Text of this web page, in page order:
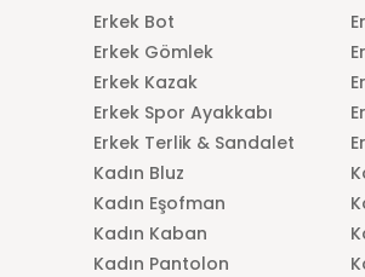
Erkek Bot
Erkek Gömlek
Erkek Kazak
Erkek Spor Ayakkabı
Erkek Terlik & Sandalet
Kadın Bluz
Kadın Eşofman
Kadın Kaban
Kadın Pantolon